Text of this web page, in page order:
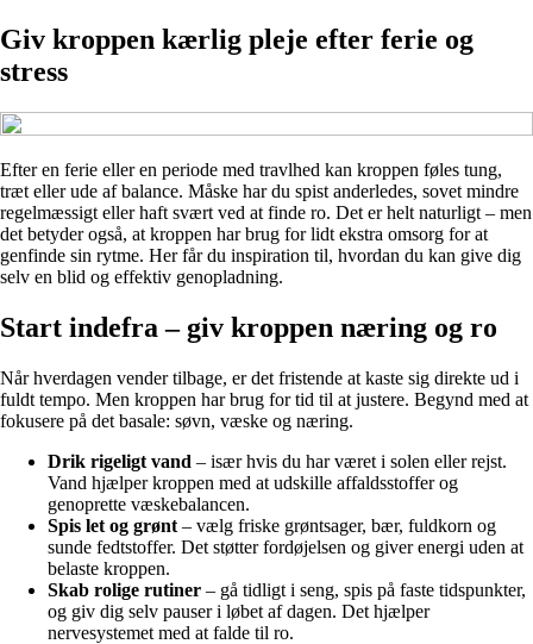
Giv kroppen kærlig pleje efter ferie og
stress
Efter en ferie eller en periode med travlhed kan kroppen føles tung,
træt eller ude af balance. Måske har du spist anderledes, sovet mindre
regelmæssigt eller haft svært ved at finde ro. Det er helt naturligt – men
det betyder også, at kroppen har brug for lidt ekstra omsorg for at
genfinde sin rytme. Her får du inspiration til, hvordan du kan give dig
selv en blid og effektiv genopladning.
Start indefra – giv kroppen næring og ro
Når hverdagen vender tilbage, er det fristende at kaste sig direkte ud i
fuldt tempo. Men kroppen har brug for tid til at justere. Begynd med at
fokusere på det basale: søvn, væske og næring.
Drik rigeligt vand – især hvis du har været i solen eller rejst.
Vand hjælper kroppen med at udskille affaldsstoffer og
genoprette væskebalancen.
Spis let og grønt – vælg friske grøntsager, bær, fuldkorn og
sunde fedtstoffer. Det støtter fordøjelsen og giver energi uden at
belaste kroppen.
Skab rolige rutiner – gå tidligt i seng, spis på faste tidspunkter,
og giv dig selv pauser i løbet af dagen. Det hjælper
nervesystemet med at falde til ro.